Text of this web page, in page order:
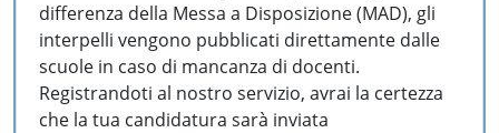
differenza della Messa a Disposizione (MAD), gli
interpelli vengono pubblicati direttamente dalle
scuole in caso di mancanza di docenti.
Registrandoti al nostro servizio, avrai la certezza
che la tua candidatura sarà inviata